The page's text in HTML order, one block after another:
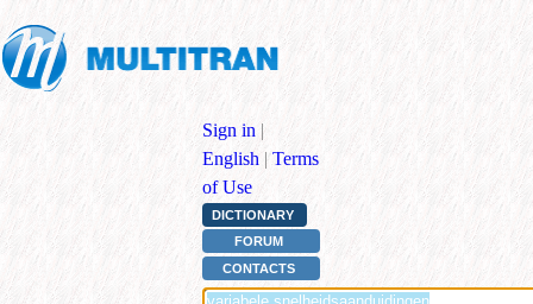
Sign in |
English | Terms
of Use
DICTIONARY
FORUM
CONTACTS